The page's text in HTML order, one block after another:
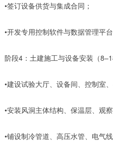
•签订设备供货与集成合同；
•开发专用控制软件与数据管理平台
阶段4：土建施工与设备安装（
•建设试验大厅、设备间、控制室
•安装风洞主体结构、保温层、观察
•铺设制冷管道、高压水管、电气线